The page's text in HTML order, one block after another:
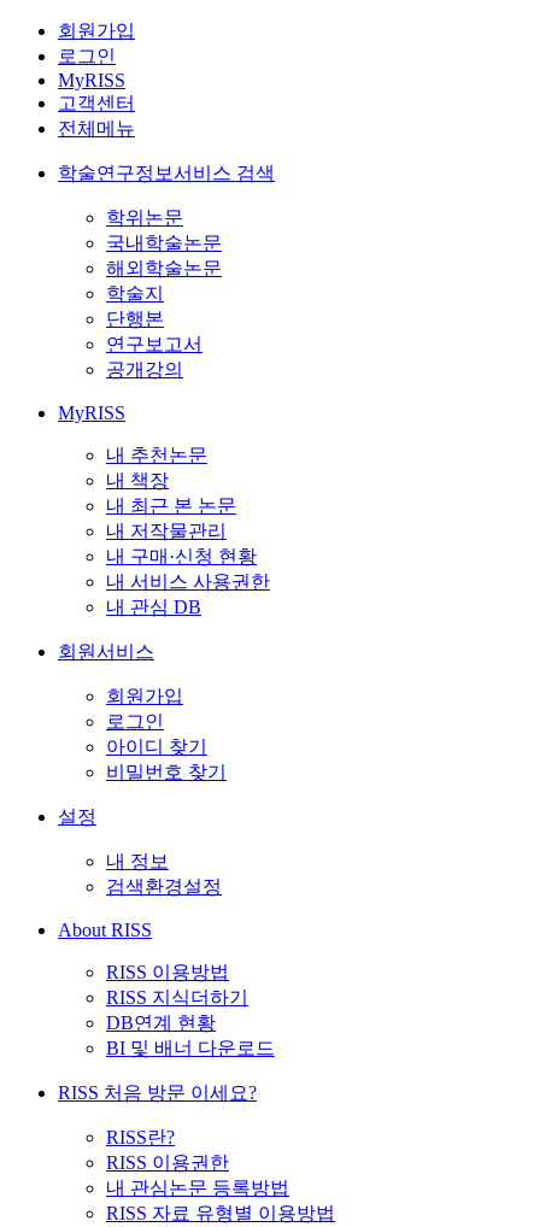
회원가입
로그인
MyRISS
고객센터
전체메뉴
학술연구정보서비스 검색
학위논문
국내학술논문
해외학술논문
학술지
단행본
연구보고서
공개강의
MyRISS
내 추천논문
내 책장
내 최근 본 논문
내 저작물관리
내 구매·신청 현황
내 서비스 사용권한
내 관심 DB
회원서비스
회원가입
로그인
아이디 찾기
비밀번호 찾기
설정
내 정보
검색환경설정
About RISS
RISS 이용방법
RISS 지식더하기
DB연계 현황
BI 및 배너 다운로드
RISS 처음 방문 이세요?
RISS란?
RISS 이용권한
내 관심논문 등록방법
RISS 자료 유형별 이용방법